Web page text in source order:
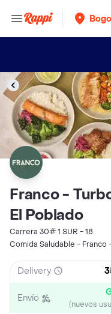
Franco -
El Poblado
Carrera 30# 1 SUR - 18
Comida Saludable - Franco
Delivery
Envío
(nuevos